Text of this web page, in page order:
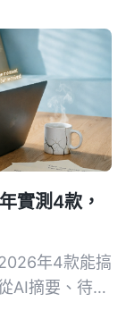
實測4款，
年4款能搞
AI摘要、待辦